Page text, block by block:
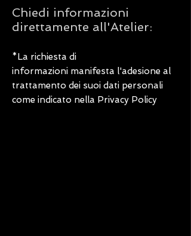
Chiedi informazioni
direttamente all'Atelier:
*La richiesta di
informazioni manifesta l'adesione al
trattamento dei suoi dati personali
come indicato nella Privacy Policy